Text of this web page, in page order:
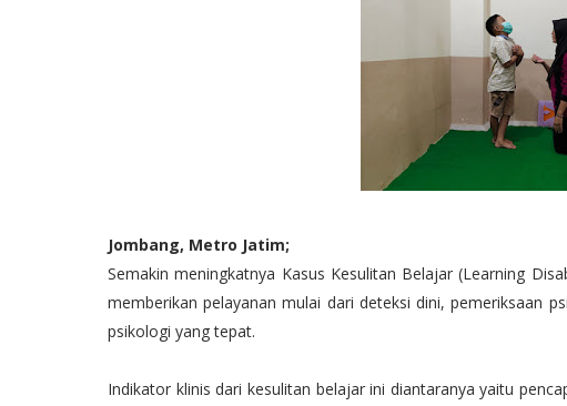
Jombang, Metro Jatim;
Semakin meningkatnya Kasus Kesulitan Belajar (Learning
memberikan pelayanan mulai dari deteksi dini, pemeriksaan
psikologi yang tepat.
Indikator klinis dari kesulitan belajar ini diantaranya yaitu